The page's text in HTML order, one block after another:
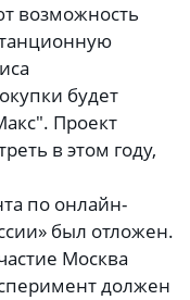
возможность
будет
Проект
в этом году,
по онлайн-
был отложен.
Москва
должен